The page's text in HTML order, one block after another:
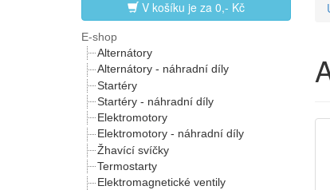
V košíku je za 0,- Kč
E-shop
Alternátory
Alternátory - náhradní díly
Startéry
Startéry - náhradní díly
Elektromotory
Elektromotory - náhradní díly
Žhavící svíčky
Termostarty
Elektromagnetické ventily